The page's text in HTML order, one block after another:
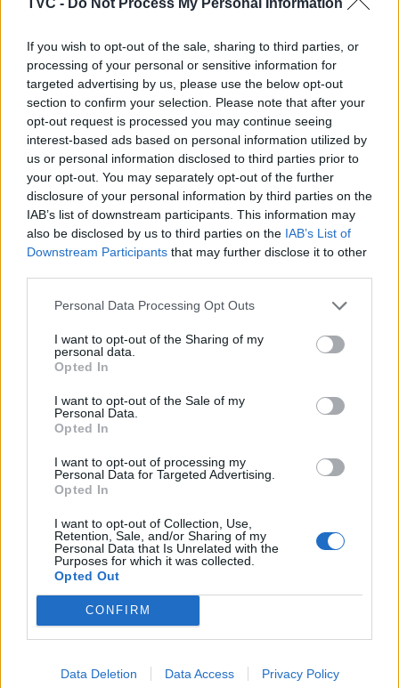
If you wish to opt-out of the sale, sharing to third parties, or
processing of your personal or sensitive information for
targeted advertising by us, please use the below opt-out
section to confirm your selection. Please note that after your
opt-out request is processed you may continue seeing
interest-based ads based on personal information utilized by
us or personal information disclosed to third parties prior to
your opt-out. You may separately opt-out of the further
disclosure of your personal information by third parties on the
IAB’s list of downstream participants. This information may
also be disclosed by us to third parties on the IAB’s List of
Downstream Participants that may further disclose it to other
Personal Data Processing Opt Outs
I want to opt-out of the Sharing of my
personal data.
Opted In
I want to opt-out of the Sale of my
Personal Data.
Opted In
I want to opt-out of processing my
Personal Data for Targeted Advertising.
Opted In
I want to opt-out of Collection, Use,
Retention, Sale, and/or Sharing of my
Personal Data that Is Unrelated with the
Purposes for which it was collected.
Opted Out
CONFIRM
Data Deletion Data Access Privacy Policy
Deputados do PSD saúdam Banda
Sinfónica da ARMAB pelo 1º lugar no
certame internacional de Valência
Capacita Jovem de Poiares aproxima
jovens ao mundo do trabalho
Colheita de sangue regressa ao
Hospital Sousa Martins durante o mês